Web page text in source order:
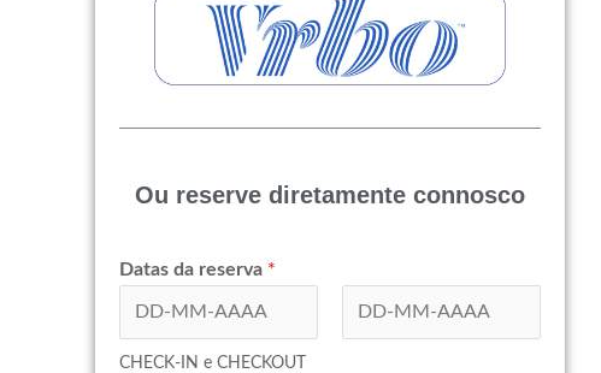
Ou reserve diretamente connosco
Datas da reserva *
First
CHECK-IN e CHECKOUT